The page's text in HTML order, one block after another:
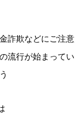
詐欺などにご注
流行が始まって